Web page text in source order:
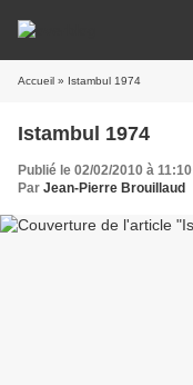
Accueil » Istambul 1974
Istambul 1974
Publié le 02/02/2010 à 11:10
Par Jean-Pierre Brouillaud